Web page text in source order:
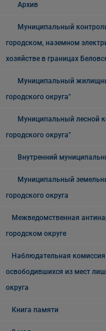
Архив
Муниципальный
городском, наземном
хозяйстве в границах
Муниципальный
городского округа"
Муниципальный лесной
городского округа"
Внутренний
Муниципальный
городского округа
Межведомственная
городском округе
Наблюдательная
освободившихся из мест
округа
Книга памяти